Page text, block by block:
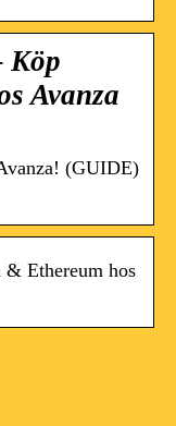
Köp
Avanza
(GUIDE)
Ethereum hos